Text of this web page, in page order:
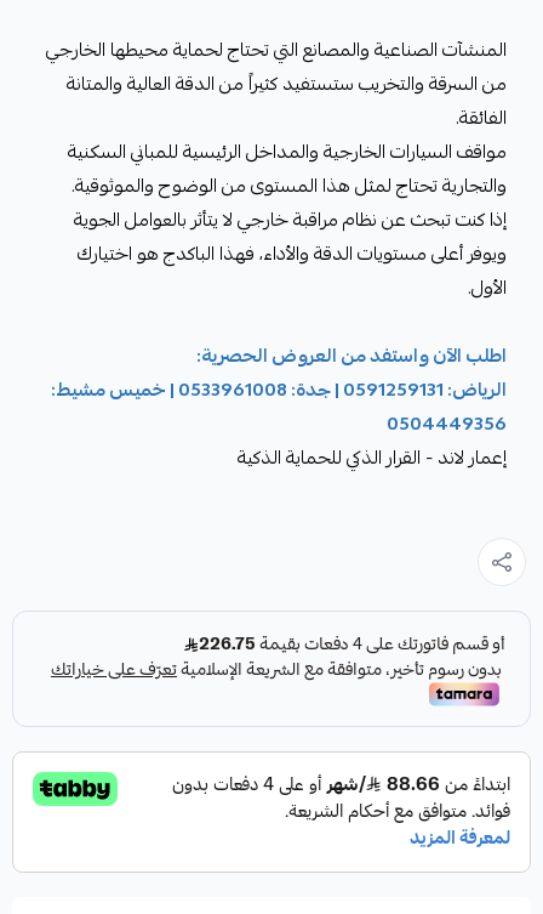
المنشآت الصناعية والمصانع التي تحتاج لحماية محيطها الخارجي
من السرقة والتخريب ستستفيد كثيراً من الدقة العالية والمتانة
الفائقة.
مواقف السيارات الخارجية والمداخل الرئيسية للمباني السكنية
والتجارية تحتاج لمثل هذا المستوى من الوضوح والموثوقية.
إذا كنت تبحث عن نظام مراقبة خارجي لا يتأثر بالعوامل الجوية
ويوفر أعلى مستويات الدقة والأداء، فهذا الباكدج هو اختيارك
الأول.
اطلب الآن واستفد من العروض الحصرية:
الرياض: 0591259131 | جدة: 0533961008 | خميس مشيط:
0504449356
إعمار لاند - القرار الذكي للحماية الذكية